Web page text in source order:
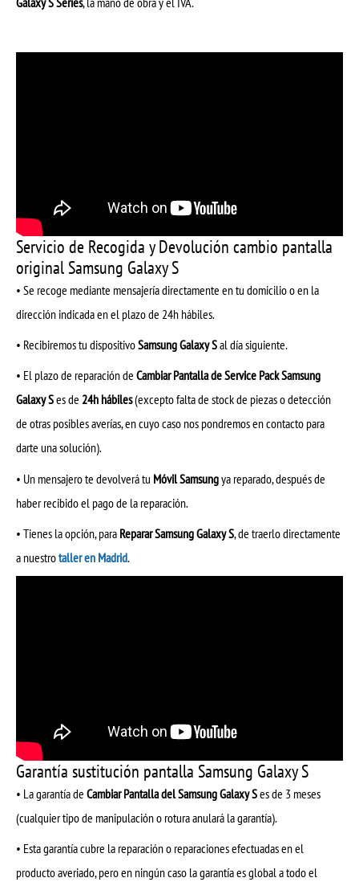
Servicio de Recogida y Devolución cambio pantalla
original Samsung Galaxy S
• Se recoge mediante mensajería directamente en tu domicilio o en la
dirección indicada en el plazo de 24h hábiles.
• Recibiremos tu dispositivoSamsung Galaxy Sal día siguiente.
• El plazo de reparación deCambiar Pantalla de Service Pack Samsung
Galaxy Ses de24h hábiles(excepto falta de stock de piezas o detección
de otras posibles averías, en cuyo caso nos pondremos en contacto para
darte una solución).
• Un mensajero te devolverá tu Móvil Samsungya reparado, después de
haber recibido el pago de la reparación.
• Tienes la opción, paraReparar Samsung Galaxy S, de traerlo directamente
a nuestrotaller en Madrid.
Garantía sustitución pantalla Samsung Galaxy S
• La garantía deCambiar Pantalla del Samsung Galaxy Ses de 3 meses
(cualquier tipo de manipulación o rotura anulará la garantía).
• Esta garantía cubre la reparación o reparaciones efectuadas en el
producto averiado, pero en ningún caso la garantía es global a todo el